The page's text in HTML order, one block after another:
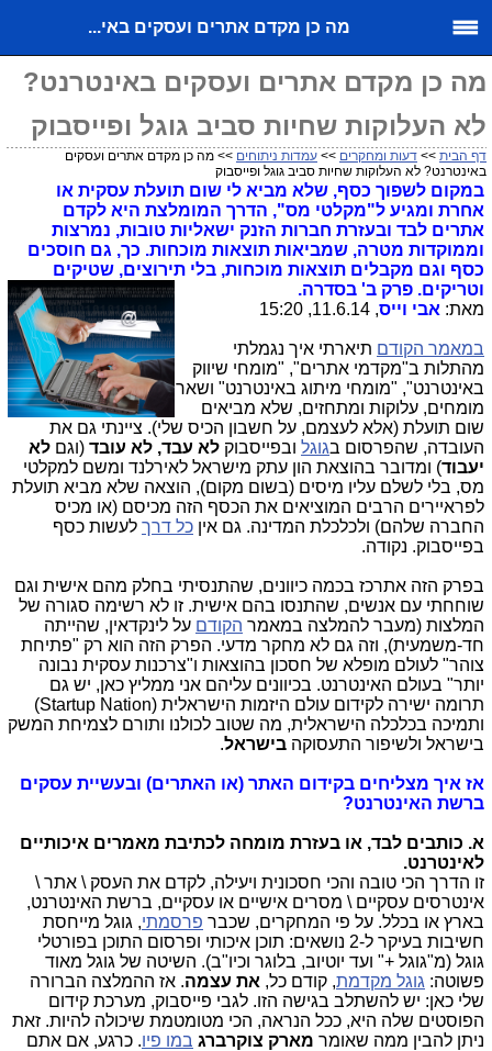
מה כן מקדם אתרים ועסקים באי...
מה כן מקדם אתרים ועסקים באינטרנט?
לא העלוקות שחיות סביב גוגל ופייסבוק
דף הבית >> דעות ומחקרים >> עמדות ניתוחים >> מה כן מקדם אתרים ועסקים
באינטרנט? לא העלוקות שחיות סביב גוגל ופייסבוק
במקום לשפוך כסף, שלא מביא לי שום תועלת עסקית או
אחרת ומגיע ל"מקלטי מס", הדרך המומלצת היא לקדם
אתרים לבד ובעזרת חברות הזנק ישאליות טובות, נמרצות
וממוקדות מטרה, שמביאות תוצאות מוכחות. כך, גם חוסכים
כסף וגם מקבלים תוצאות מוכחות, בלי תירוצים, שטיקים
וטריקים. פרק ב' בסדרה.
מאת: אבי וייס, 11.6.14, 15:20
במאמר הקודם תיארתי איך נגמלתי
מהתלות ב"מקדמי אתרים", "מומחי שיווק
באינטרנט", "מומחי מיתוג באינטרנט" ושאר
מומחים, עלוקות ומתחזים, שלא מביאים
שום תועלת (אלא לעצמם, על חשבון הכיס שלי). ציינתי גם את
העובדה, שהפרסום בגוגל ובפייסבוק לא עבד, לא עובד (וגם לא
יעבוד) ומדובר בהוצאת הון עתק מישראל לאירלנד ומשם למקלטי
מס, בלי לשלם עליו מיסים (בשום מקום), הוצאה שלא מביא תועלת
לפראיירים הרבים המוציאים את הכסף הזה מכיסם (או מכיס
החברה שלהם) ולכלכלת המדינה. גם אין כל דרך לעשות כסף
בפייסבוק. נקודה.
בפרק הזה אתרכז בכמה כיוונים, שהתנסיתי בחלק מהם אישית וגם
שוחחתי עם אנשים, שהתנסו בהם אישית. זו לא רשימה סגורה של
המלצות (מעבר להמלצה במאמר הקודם על לינקדאין, שהייתה
חד-משמעית), וזה גם לא מחקר מדעי. הפרק הזה הוא רק "פתיחת
צוהר" לעולם מופלא של חסכון בהוצאות ו"צרכנות עסקית נבונה
יותר" בעולם האינטרנט. בכיוונים עליהם אני ממליץ כאן, יש גם
תרומה ישירה לקידום עולם היזמות הישראלית (Startup Nation)
ותמיכה בכלכלה הישראלית, מה שטוב לכולנו ותורם לצמיחת המשק
בישראל ולשיפור התעסוקה בישראל.
אז איך מצליחים בקידום האתר (או האתרים) ובעשיית עסקים
ברשת האינטרנט?
א. כותבים לבד, או בעזרת מומחה לכתיבת מאמרים איכותיים
לאינטרנט.
זו הדרך הכי טובה והכי חסכונית ויעילה, לקדם את העסק \ אתר \
אינטרסים עסקיים \ מסרים אישיים או עסקיים, ברשת האינטרנט,
בארץ או בכלל. על פי המחקרים, שכבר פרסמתי, גוגל מייחסת
חשיבות בעיקר ל-2 נושאים: תוכן איכותי ופרסום התוכן בפורטלי
גוגל (מ"גוגל +" ועד יוטיוב, בלוגר וכיו"ב). השיטה של גוגל מאוד
פשוטה: גוגל מקדמת, קודם כל, את עצמה. אז ההמלצה הברורה
שלי כאן: יש להשתלב בגישה הזו. לגבי פייסבוק, מערכת קידום
הפוסטים שלה היא, ככל הנראה, הכי מטומטמת שיכולה להיות. זאת
ניתן להבין ממה שאומר מארק צוקרברג במו פיו. כרגע, אם אתם